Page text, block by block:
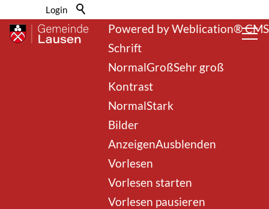
Powered by Weblication® CMS
Schrift
NormalGroßSehr groß
Kontrast
NormalStark
Bilder
AnzeigenAusblenden
Vorlesen
Vorlesen starten
Vorlesen pausieren
Login
zurück zur Übersicht
Furrer Metallbau AG